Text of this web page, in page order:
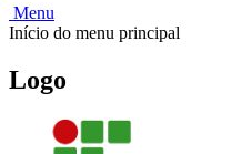
Menu
Início do menu principal
Logo